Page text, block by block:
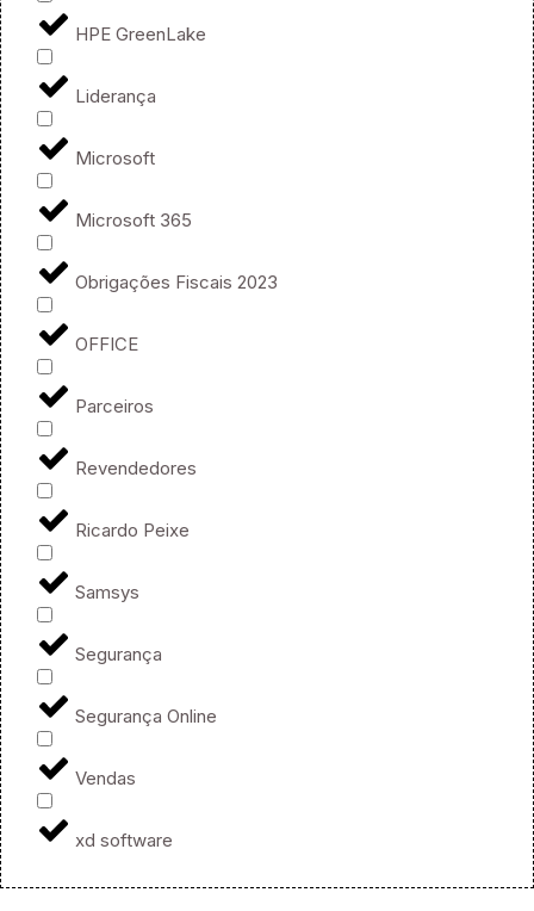
HPE GreenLake
Liderança
Microsoft
Microsoft 365
Obrigações Fiscais 2023
OFFICE
Parceiros
Revendedores
Ricardo Peixe
Samsys
Segurança
Segurança Online
Vendas
xd software